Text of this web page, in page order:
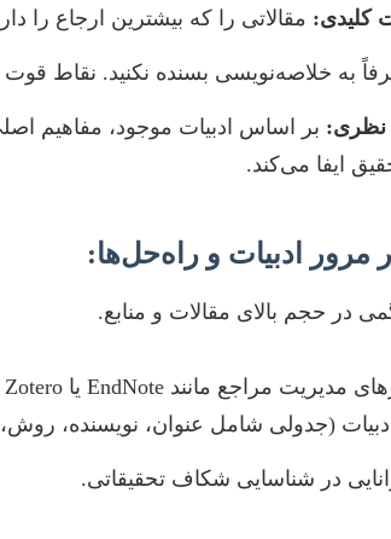
کلیدی: مقالاتی را که بیشترین ارجاع را
به خلاصه‌نویسی بسنده نکنید. نقاط
نظری: بر اساس ادبیات موجود، مفاهیم
ایفا می‌کند.
مرور ادبیات و راه‌حل‌ها:
در حجم بالای مقالات و منابع.
(جدولی شامل عنوان، نویسنده، روش،
در شناسایی شکاف تحقیقاتی.